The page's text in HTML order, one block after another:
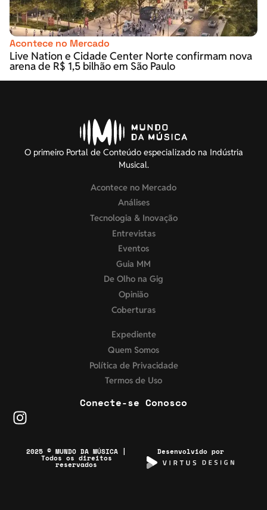
Acontece no Mercado
Live Nation e Cidade Center Norte confirmam nova
arena de R$ 1,5 bilhão em São Paulo
O primeiro Portal de Conteúdo especializado na Indústria
Musical.
Acontece no Mercado
Análises
Tecnologia & Inovação
Entrevistas
Eventos
Guia MM
De Olho na Gig
Opinião
Coberturas
Expediente
Quem Somos
Política de Privacidade
Termos de Uso
Conecte-se Conosco
2025 © MUNDO DA MÚSICA |
Todos os direitos
reservados
Desenvolvido por